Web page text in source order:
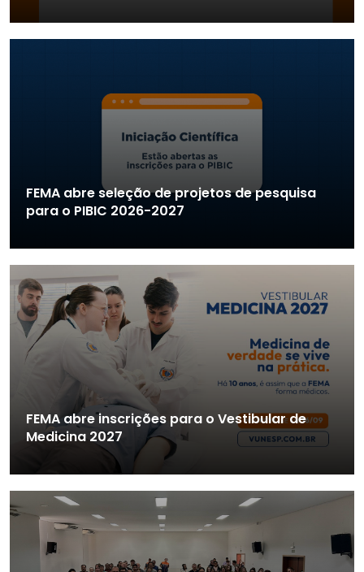
FEMA abre seleção de projetos de pesquisa
para o PIBIC 2026-2027
FEMA abre inscrições para o Vestibular de
Medicina 2027